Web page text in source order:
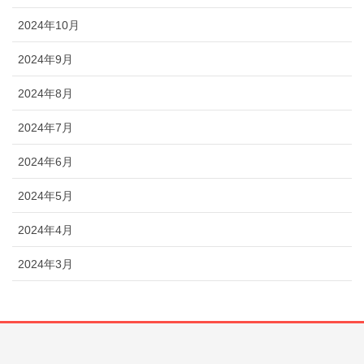
2024年10月
2024年9月
2024年8月
2024年7月
2024年6月
2024年5月
2024年4月
2024年3月